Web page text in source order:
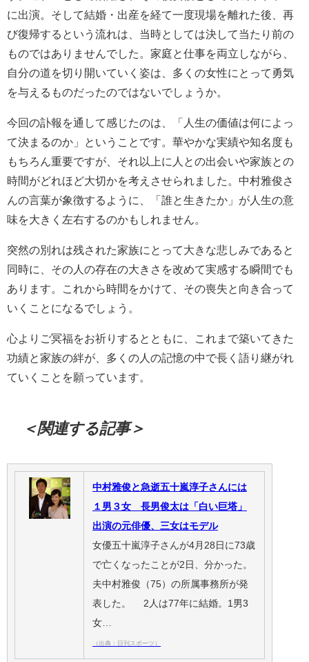
に出演。そして結婚・出産を経て一度現場を離れた後、再
び復帰するという流れは、当時としては決して当たり前の
ものではありませんでした。家庭と仕事を両立しながら、
自分の道を切り開いていく姿は、多くの女性にとって勇気
を与えるものだったのではないでしょうか。
今回の訃報を通して感じたのは、「人生の価値は何によっ
て決まるのか」ということです。華やかな実績や知名度も
もちろん重要ですが、それ以上に人との出会いや家族との
時間がどれほど大切かを考えさせられました。中村雅俊さ
んの言葉が象徴するように、「誰と生きたか」が人生の意
味を大きく左右するのかもしれません。
突然の別れは残された家族にとって大きな悲しみであると
同時に、その人の存在の大きさを改めて実感する瞬間でも
あります。これから時間をかけて、その喪失と向き合って
いくことになるでしょう。
心よりご冥福をお祈りするとともに、これまで築いてきた
功績と家族の絆が、多くの人の記憶の中で長く語り継がれ
ていくことを願っています。
＜関連する記事＞
中村雅俊と急逝五十嵐淳子さんには
１男３女 長男俊太は「白い巨塔」
出演の元俳優、三女はモデル
女優五十嵐淳子さんが4月28日に73歳
で亡くなったことが2日、分かった。
夫中村雅俊（75）の所属事務所が発
表した。 2人は77年に結婚。1男3
女…
（出典：日刊スポーツ）